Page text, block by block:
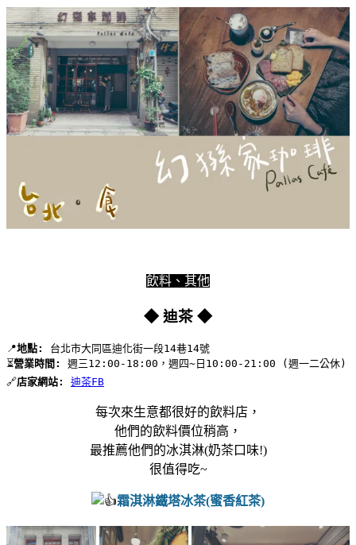
飲料、其他
◆ 迪茶 ◆
📍地點:
台北市大同區迪化街一段14巷14號
⏳營業時間:
週三12:00-18:00，週四~日10:00-21:00 (週一二公休)
🔗店家網站: 迪茶FB
每次來生意都很好的飲料店，
他們的飲料價位稍高，
最推薦他們的冰淇淋(奶茶口味!)
很值得吃~
霜淇淋鐵塔冰茶(蜜香紅茶)